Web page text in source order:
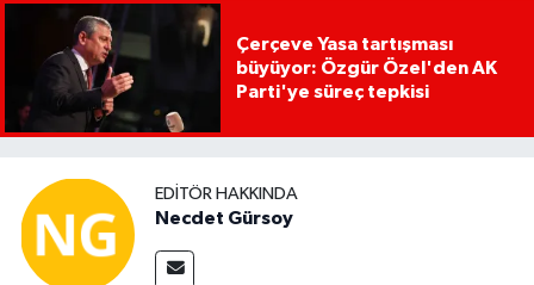
Çerçeve Yasa tartışması
büyüyor: Özgür Özel'den AK
Parti'ye süreç tepkisi
EDITÖR HAKKINDA
Necdet Gürsoy